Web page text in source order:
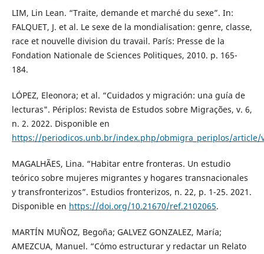
LIM, Lin Lean. “Traite, demande et marché du sexe”. In:
FALQUET, J. et al. Le sexe de la mondialisation: genre, classe,
race et nouvelle division du travail. París: Presse de la
Fondation Nationale de Sciences Politiques, 2010. p. 165-
184.
LÓPEZ, Eleonora; et al. “Cuidados y migración: una guía de
lecturas". Périplos: Revista de Estudos sobre Migrações, v. 6,
n. 2. 2022. Disponible en
https://periodicos.unb.br/index.php/obmigra_periplos/article/
MAGALHÃES, Lina. “Habitar entre fronteras. Un estudio
teórico sobre mujeres migrantes y hogares transnacionales
y transfronterizos”. Estudios fronterizos, n. 22, p. 1-25. 2021.
Disponible en https://doi.org/10.21670/ref.2102065.
MARTÍN MUÑOZ, Begoña; GALVEZ GONZALEZ, María;
AMEZCUA, Manuel. “Cómo estructurar y redactar un Relato